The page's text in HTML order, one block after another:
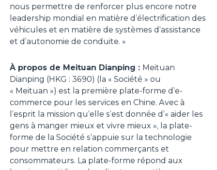
nous permettre de renforcer plus encore notre
leadership mondial en matière d’électrification des
véhicules et en matière de systèmes d’assistance
et d’autonomie de conduite. »
À propos de Meituan Dianping : Meituan
Dianping (HKG : 3690) (la « Société » ou
« Meituan ») est la première plate-forme d’e-
commerce pour les services en Chine. Avec à
l’esprit la mission qu’elle s’est donnée d’« aider les
gens à manger mieux et vivre mieux », la plate-
forme de la Société s’appuie sur la technologie
pour mettre en relation commerçants et
consommateurs. La plate-forme répond aux